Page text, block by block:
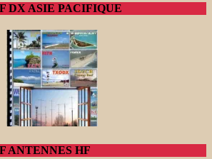
DX ASIE PACIFIQUE
ANTENNES HF